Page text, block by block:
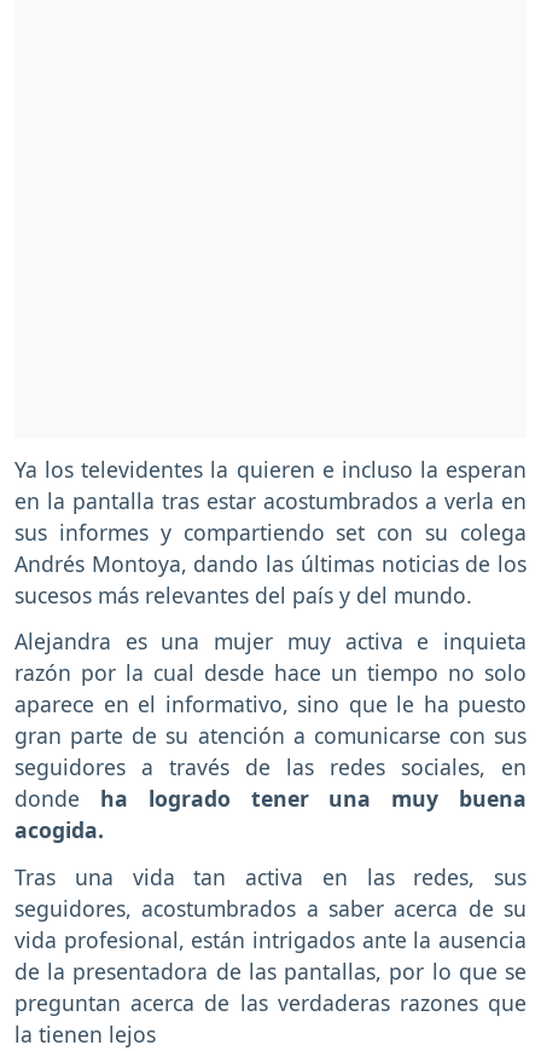
Ya los televidentes la quieren e incluso la esperan
en la pantalla tras estar acostumbrados a verla en
sus informes y compartiendo set con su colega
Andrés Montoya, dando las últimas noticias de los
sucesos más relevantes del país y del mundo.
Alejandra es una mujer muy activa e inquieta
razón por la cual desde hace un tiempo no solo
aparece en el informativo, sino que le ha puesto
gran parte de su atención a comunicarse con sus
seguidores a través de las redes sociales, en
donde ha logrado tener una muy buena
acogida.
Tras una vida tan activa en las redes, sus
seguidores, acostumbrados a saber acerca de su
vida profesional, están intrigados ante la ausencia
de la presentadora de las pantallas, por lo que se
preguntan acerca de las verdaderas razones que
la tienen lejos